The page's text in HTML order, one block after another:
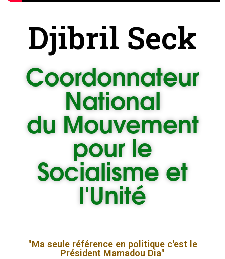
Djibril Seck
Coordonnateur
National
du Mouvement
pour le
Socialisme et
l'Unité
"Ma seule référence en politique c'est le
Président Mamadou Dia"